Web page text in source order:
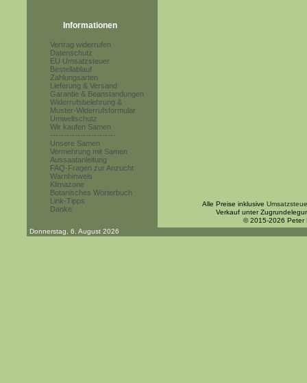
Informationen
Vertrag widerrufen
Datenschutz
EU Umsatzsteuer
Bestellablauf
Zahlungsarten
Lieferung & Versand
Garantie & Beanstandungen
Widerrufsbelehrung &
Muster-Widerrufsformular
Umweltschutz
Wir kaufen Samen
------------------------
Unsere Samen
Vermehrung mit Samen
Aussaatanleitung
FAQ-Fragen zur Anzucht
Warnhinweis
Klimazone
Botanisches Wörterbuch
Link-Tipps
Danke
Alle Preise inklusive
Verkauf unter
© 2015-2026 Peter
Donnerstag, 6. August 2026